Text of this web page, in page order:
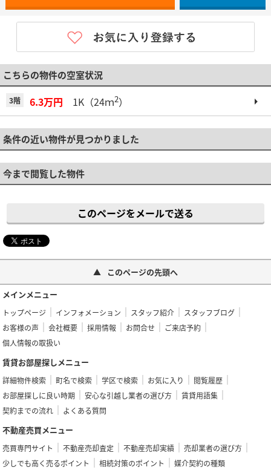
こちらの物件の空室状況
3階 6.3万円 1K（24ｍ2）
条件の近い物件が見つかりました
今まで閲覧した物件
このページをメールで送る
このページの先頭へ
メインメニュー
トップページ インフォメーション スタッフ紹介
スタッフブログ
お客様の声
会社概要 採用情報 お問合せ
ご来店予約
個人情報の取扱い
賃貸お部屋探しメニュー
詳細物件検索 町名で検索 学区で検索 お気に入り
閲覧履歴
お部屋探しに良い時期
安心な引越し業者の選び方
賃貸用語集
契約までの流れ
よくある質問
不動産売買メニュー
売買専門サイト 不動産売却査定 不動産売却実績
売却業者の選び方
少しでも高く売るポイント
相続対策のポイント 媒介契約の種類